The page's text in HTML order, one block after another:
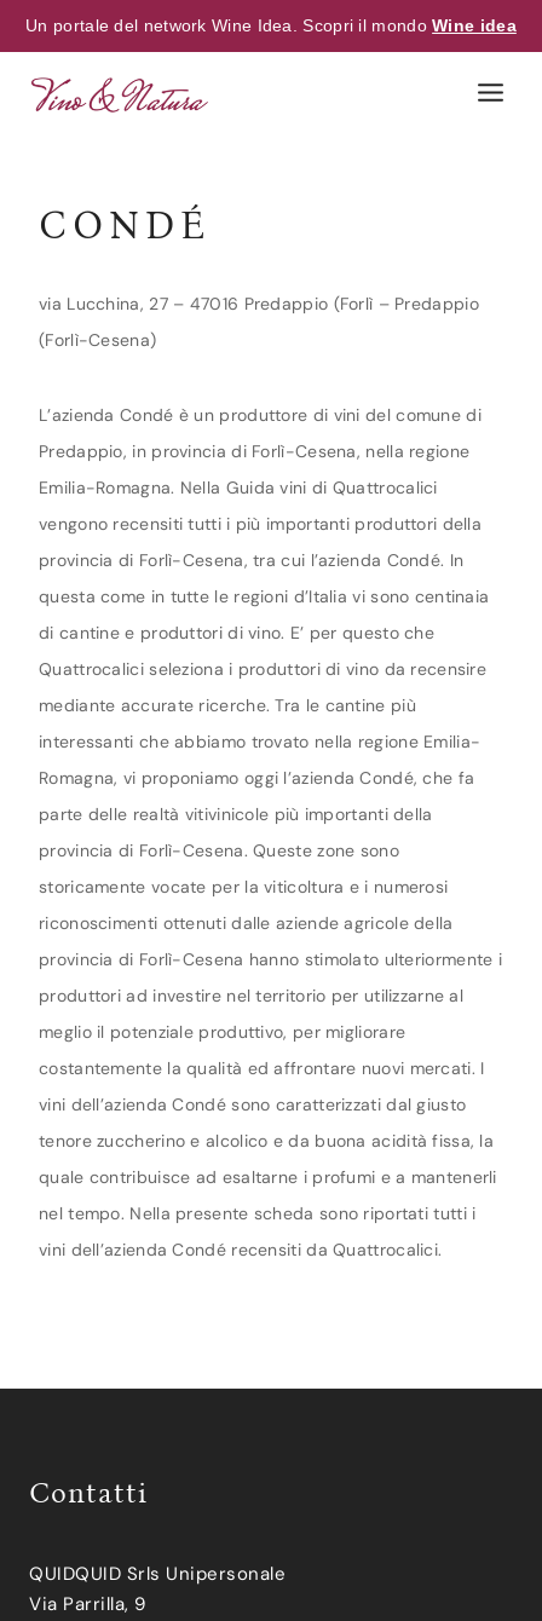
Un portale del network Wine Idea. Scopri il mondoWine idea
CONDÉ
via Lucchina, 27 – 47016 Predappio (Forlì – Predappio
(Forlì-Cesena)
L’azienda Condé è un produttore di vini del comune di
Predappio, in provincia di Forlì-Cesena, nella regione
Emilia-Romagna. Nella Guida vini di Quattrocalici
vengono recensiti tutti i più importanti produttori della
provincia di Forlì-Cesena, tra cui l’azienda Condé. In
questa come in tutte le regioni d’Italia vi sono centinaia
di cantine e produttori di vino. E’ per questo che
Quattrocalici seleziona i produttori di vino da recensire
mediante accurate ricerche. Tra le cantine più
interessanti che abbiamo trovato nella regione Emilia-
Romagna, vi proponiamo oggi l’azienda Condé, che fa
parte delle realtà vitivinicole più importanti della
provincia di Forlì-Cesena. Queste zone sono
storicamente vocate per la viticoltura e i numerosi
riconoscimenti ottenuti dalle aziende agricole della
provincia di Forlì-Cesena hanno stimolato ulteriormente i
produttori ad investire nel territorio per utilizzarne al
meglio il potenziale produttivo, per migliorare
costantemente la qualità ed affrontare nuovi mercati. I
vini dell’azienda Condé sono caratterizzati dal giusto
tenore zuccherino e alcolico e da buona acidità fissa, la
quale contribuisce ad esaltarne i profumi e a mantenerli
nel tempo. Nella presente scheda sono riportati tutti i
vini dell’azienda Condé recensiti da Quattrocalici.
Contatti
QUIDQUID Srls Unipersonale
Via Parrilla, 9